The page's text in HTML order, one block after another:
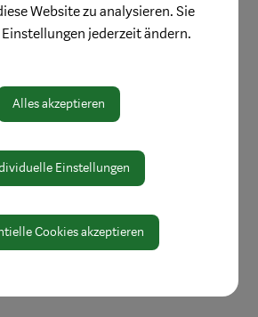
Website zu analysieren. Sie
jederzeit ändern.
Alles akzeptieren
Einstellungen
Cookies akzeptieren